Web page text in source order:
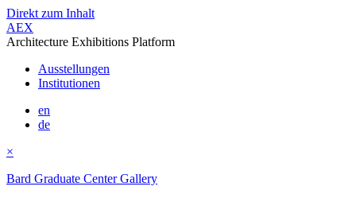
Direkt zum Inhalt
AEX
Architecture Exhibitions Platform
Ausstellungen
Institutionen
en
de
×
Bard Graduate Center Gallery